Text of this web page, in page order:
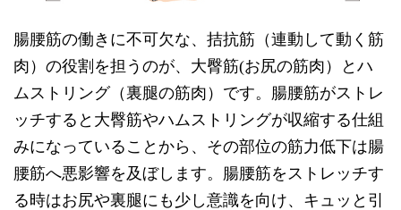
腸腰筋の働きに不可欠な、拮抗筋（連動して動く筋
肉）の役割を担うのが、大臀筋(お尻の筋肉）とハ
ムストリング（裏腿の筋肉）です。腸腰筋がストレ
ッチすると大臀筋やハムストリングが収縮する仕組
みになっていることから、その部位の筋力低下は腸
腰筋へ悪影響を及ぼします。腸腰筋をストレッチす
る時はお尻や裏腿にも少し意識を向け、キュッと引